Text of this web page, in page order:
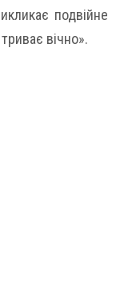
подвійне
вічно».